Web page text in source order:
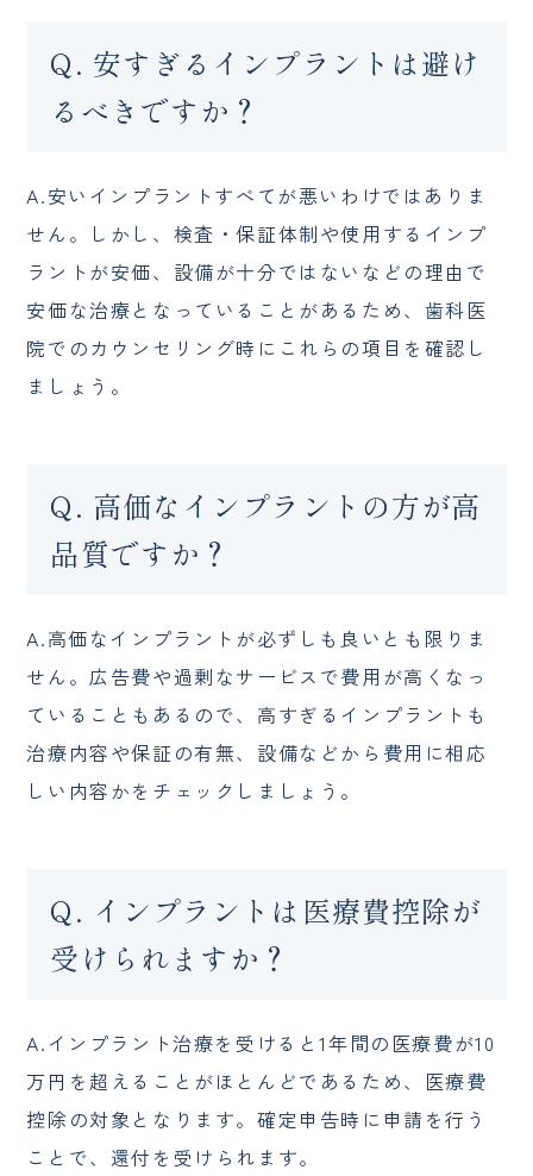
Q. 安すぎるインプラントは避け
るべきですか？
A.安いインプラントすべてが悪いわけではありま
せん。しかし、検査・保証体制や使用するインプ
ラントが安価、設備が十分ではないなどの理由で
安価な治療となっていることがあるため、歯科医
院でのカウンセリング時にこれらの項目を確認し
ましょう。
Q. 高価なインプラントの方が高
品質ですか？
A.高価なインプラントが必ずしも良いとも限りま
せん。広告費や過剰なサービスで費用が高くなっ
ていることもあるので、高すぎるインプラントも
治療内容や保証の有無、設備などから費用に相応
しい内容かをチェックしましょう。
Q. インプラントは医療費控除が
受けられますか？
A.インプラント治療を受けると1年間の医療費が10
万円を超えることがほとんどであるため、医療費
控除の対象となります。確定申告時に申請を行う
ことで、還付を受けられます。